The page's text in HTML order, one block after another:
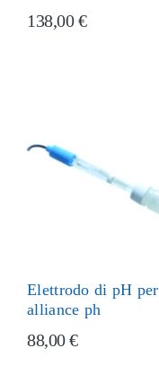
138,00 €
Elettrodo di pH per
alliance ph
88,00 €